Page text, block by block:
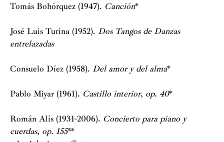
Tomás Bohórquez (1947). Canción*
José Luis Turina (1952). Dos Tangos de Danzas
entrelazadas
Consuelo Díez (1958). Del amor y del alma*
Pablo Miyar (1961). Castillo interior, op. 40*
Román Alís (1931-2006). Concierto para piano y
cuerdas, op. 155**